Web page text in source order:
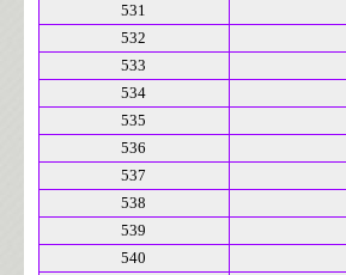
531
532
533
534
535
536
537
538
539
540